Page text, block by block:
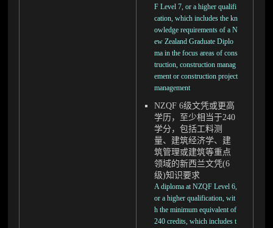
F Level 7, or a higher qualifi
cation, which includes the kn
owledge requirements of a N
ew Zealand Graduate Diplo
ma in the focus areas of cons
truction, construction manag
ement or construction project
management
NZQF 6级文凭或更高
学历，至少相当于240
学分，包括工料测
量、建筑经济学、建
筑管理或建筑等重点
领域的新西兰文凭(6
级)知识要求
A diploma at NZQF Level 6,
or a higher qualification, wit
h the minimum equivalent of
240 credits, which includes t